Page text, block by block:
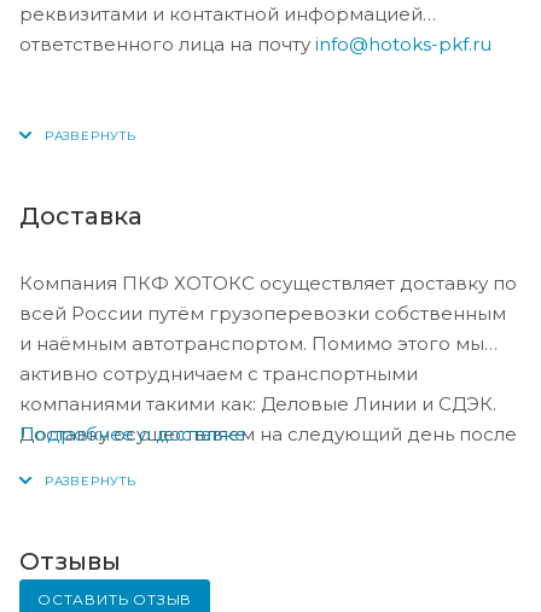
реквизитами и контактной информацией
ответственного лица на почту info@hotoks-pkf.ru
Доставка
Компания ПКФ ХОТОКС осуществляет доставку по
всей России путём грузоперевозки собственным
и наёмным автотранспортом. Помимо этого мы
активно сотрудничаем с транспортными
компаниями такими как: Деловые Линии и СДЭК.
Доставку осуществляем на следующий день после
Подробнее о доставке
Отзывы
ОСТАВИТЬ ОТЗЫВ